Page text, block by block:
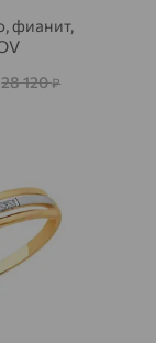
фианит,
28 120₽